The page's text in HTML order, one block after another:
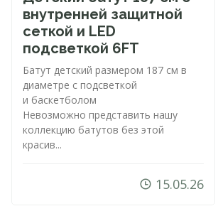
внутренней защитной
сеткой и LED
подсветкой 6FT
Батут детский размером 187 см в
диаметре с подсветкой
и баскетболом
Невозможно представить нашу
коллекцию батутов без этой
красив...
15.05.26